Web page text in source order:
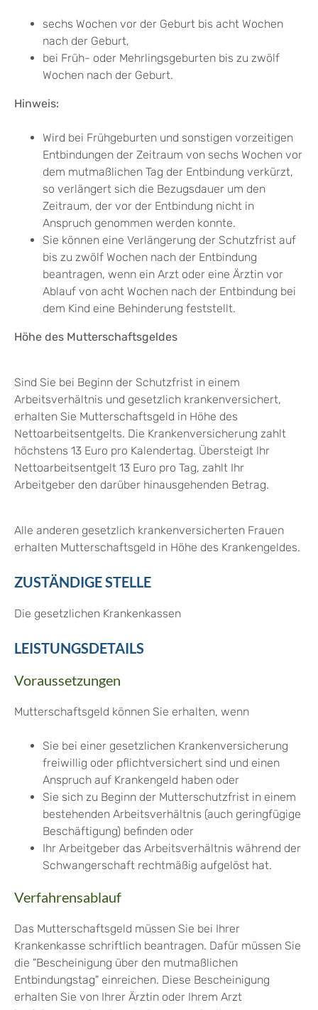
sechs Wochen vor der Geburt bis acht Wochen
nach der Geburt,
bei Früh- oder Mehrlingsgeburten bis zu zwölf
Wochen nach der Geburt.
Hinweis:
Wird bei Frühgeburten und sonstigen vorzeitigen
Entbindungen der Zeitraum von sechs Wochen vor
dem mutmaßlichen Tag der Entbindung verkürzt,
so verlängert sich die Bezugsdauer um den
Zeitraum, der vor der Entbindung nicht in
Anspruch genommen werden konnte.
Sie können eine Verlängerung der Schutzfrist auf
bis zu zwölf Wochen nach der Entbindung
beantragen, wenn ein Arzt oder eine Ärztin vor
Ablauf von acht Wochen nach der Entbindung bei
dem Kind eine Behinderung feststellt.
Höhe des Mutterschaftsgeldes
Sind Sie bei Beginn der Schutzfrist in einem
Arbeitsverhältnis und gesetzlich krankenversichert,
erhalten Sie Mutterschaftsgeld in Höhe des
Nettoarbeitsentgelts. Die Krankenversicherung zahlt
höchstens 13 Euro pro Kalendertag. Übersteigt Ihr
Nettoarbeitsentgelt 13 Euro pro Tag, zahlt Ihr
Arbeitgeber den darüber hinausgehenden Betrag.
Alle anderen gesetzlich krankenversicherten Frauen
erhalten Mutterschaftsgeld in Höhe des Krankengeldes.
ZUSTÄNDIGE STELLE
Die gesetzlichen Krankenkassen
LEISTUNGSDETAILS
Voraussetzungen
Mutterschaftsgeld können Sie erhalten, wenn
Sie bei einer gesetzlichen Krankenversicherung
freiwillig oder pflichtversichert sind und einen
Anspruch auf Krankengeld haben oder
Sie sich zu Beginn der Mutterschutzfrist in einem
bestehenden Arbeitsverhältnis (auch geringfügige
Beschäftigung) befinden oder
Ihr Arbeitgeber das Arbeitsverhältnis während der
Schwangerschaft rechtmäßig aufgelöst hat.
Verfahrensablauf
Das Mutterschaftsgeld müssen Sie bei Ihrer
Krankenkasse schriftlich beantragen. Dafür müssen Sie
die "Bescheinigung über den mutmaßlichen
Entbindungstag" einreichen. Diese Bescheinigung
erhalten Sie von Ihrer Ärztin oder Ihrem Arzt